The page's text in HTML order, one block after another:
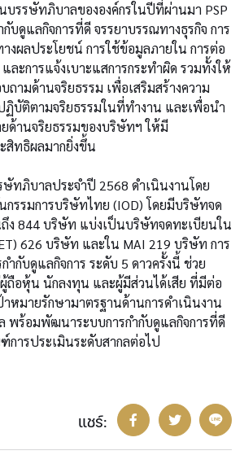
รรษัทภิบาลขององค์กรในปีที่ผ่านมา PSP
บดูแลกิจการที่ดี จรรยาบรรณทางธุรกิจ การ
งผลประโยชน์ การใช้ข้อมูลภายใน การต่อ
ะการแจ้งเบาะแสการกระทำผิด รวมทั้งให้
ามด้านจริยธรรม เพื่อเสริมสร้างความ
ฏิบัติตามจริยธรรมในที่ทำงาน และเพื่อนำ
ด้านจริยธรรมของบริษัทฯ ให้มี
ทธิผลมากยิ่งขึ้น
ทภิบาลประจำปี 2568 ดำเนินงานโดย
กรรมการบริษัทไทย (IOD) โดยมีบริษัทจด
ง 844 บริษัท แบ่งเป็นบริษัทจดทะเบียนใน
626 บริษัท และใน MAI 219 บริษัท การ
ำกับดูแลกิจการ ระดับ 5 ดาวครั้งนี้ ช่วย
ถือหุ้น นักลงทุน และผู้มีส่วนได้เสีย ที่มีต่อ
หมายรักษามาตรฐานด้านการดำเนินงาน
พร้อมพัฒนาระบบการกำกับดูแลกิจการที่ดี
การประเมินระดับสากลต่อไป
แชร์: